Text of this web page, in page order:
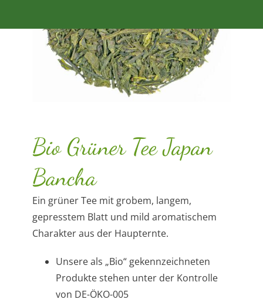
Bio Grüner Tee Japan
Bancha
Ein grüner Tee mit grobem, langem,
gepresstem Blatt und mild aromatischem
Charakter aus der Haupternte.
Unsere als „Bio“ gekennzeichneten
Produkte stehen unter der Kontrolle
von DE-ÖKO-005